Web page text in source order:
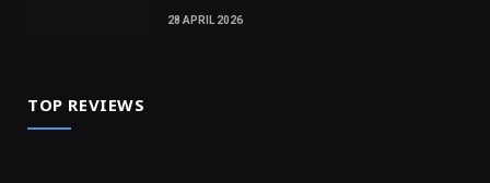
28 APRIL 2026
TOP REVIEWS